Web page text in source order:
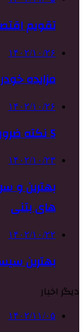
تقویم
۱۴۰۲/۱۰/۲۶
مزایده
۱۴۰۲/۱۰/۲۶
5 نکته ضروری برای نگهداری حیوان خانگی
۱۴۰۲/۱۰/۲۳
بهترین و
های بتنی
۱۴۰۲/۱۰/۲۲
بهترین
دیگر اخبار
۱۴۰۲/۱۱/۰۵